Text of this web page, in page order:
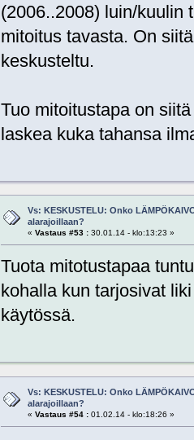
(2006..2008) luin/kuulin
mitoitus tavasta. On
keskusteltu.
Tuo mitoitustapa on
laskea kuka tahansa
Vs: KESKUSTELU: Onko
alarajoillaan?
« Vastaus #53 :30.01.14 - klo:13:23 »
Tuota mitotustapaa
kohalla kun tarjosivat
käytössä.
Vs: KESKUSTELU: Onko
alarajoillaan?
« Vastaus #54 :01.02.14 - klo:18:26 »